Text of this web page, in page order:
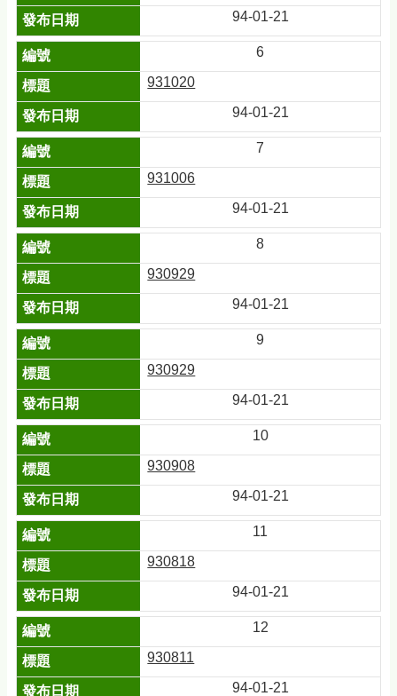
94-01-21
6
931020
94-01-21
7
931006
94-01-21
8
930929
94-01-21
9
930929
94-01-21
10
930908
94-01-21
11
930818
94-01-21
12
930811
94-01-21